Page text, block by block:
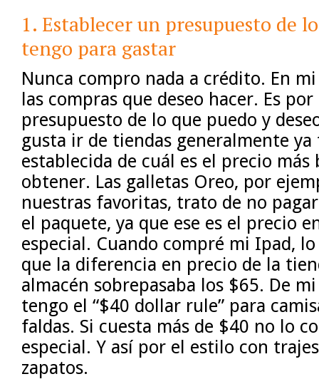
1. Establecer un presupuesto de
tengo para gastar
Nunca compro nada a crédito. En
las compras que deseo hacer. Es
presupuesto de lo que puedo y
gusta ir de tiendas generalmente
establecida de cuál es el precio más
obtener. Las galletas Oreo, por
nuestras favoritas, trato de no
el paquete, ya que ese es el precio
especial. Cuando compré mi Ipad, lo
que la diferencia en precio de la
almacén sobrepasaba los $65. De
tengo el “$40 dollar rule” para
faldas. Si cuesta más de $40 no lo
especial. Y así por el estilo con
zapatos.